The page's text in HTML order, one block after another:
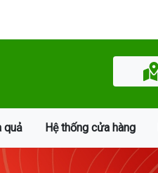
quả Hệ thống cửa hàng